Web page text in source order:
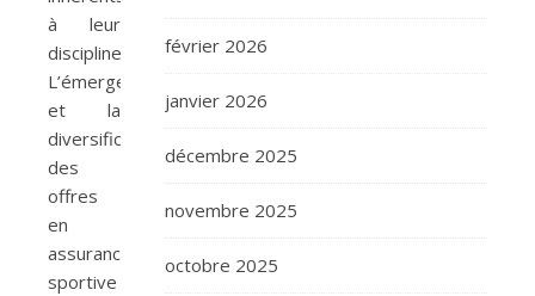
à leur
discipline.
L’émergence
et la
diversification
des
offres
en
assurance
sportive
février 2026
janvier 2026
décembre 2025
novembre 2025
octobre 2025